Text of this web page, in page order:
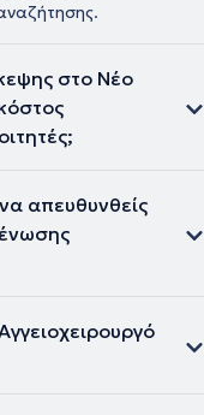
στο Νέο
απευθυνθείς